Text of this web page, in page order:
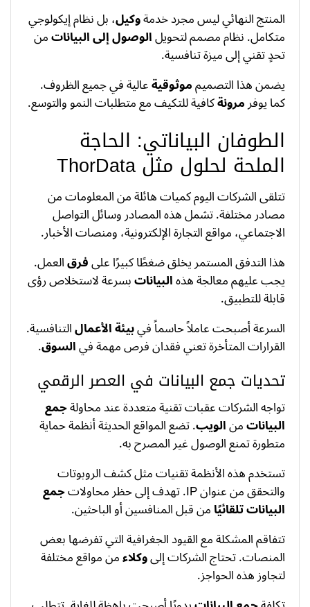
المنتج النهائي ليس مجرد خدمةوكيل، بل نظام إيكولوجي
متكامل. نظام مصمم لتحويلالوصول إلى البياناتمن
تحدٍ تقني إلى ميزة تنافسية.
يضمن هذا التصميمموثوقيةعالية في جميع الظروف.
كما يوفرمرونةكافية للتكيف مع متطلبات النمو والتوسع.
الطوفان البياناتي: الحاجة
الملحة لحلول مثل ThorData
تتلقى الشركات اليوم كميات هائلة من المعلومات من
مصادر مختلفة. تشمل هذه المصادر وسائل التواصل
الاجتماعي، مواقع التجارة الإلكترونية، ومنصات الأخبار.
هذا التدفق المستمر يخلق ضغطًا كبيرًا علىفرقالعمل.
يجب عليهم معالجة هذهالبياناتبسرعة لاستخلاص رؤى
قابلة للتطبيق.
السرعة أصبحت عاملاً حاسماً فيبيئة الأعمالالتنافسية.
القرارات المتأخرة تعني فقدان فرص مهمة فيالسوق.
تحديات جمع البيانات في العصر الرقمي
تواجه الشركات عقبات تقنية متعددة عند محاولةجمع
البياناتمنالويب. تضع المواقع الحديثة أنظمة حماية
متطورة تمنع الوصول غير المصرح به.
تستخدم هذه الأنظمة تقنيات مثل كشف الروبوتات
والتحقق من عنوان IP. تهدف إلى حظر محاولات جمع
البيانات تلقائيًامن قبل المنافسين أو الباحثين.
تتفاقم المشكلة مع القيود الجغرافية التي تفرضها بعض
المنصات. تحتاج الشركات إلىوكلاءمن مواقع مختلفة
لتجاوز هذه الحواجز.